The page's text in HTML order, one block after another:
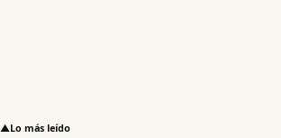
▲Lo más leído